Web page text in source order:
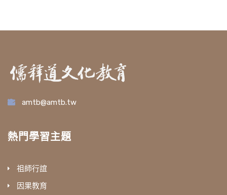
amtb@amtb.tw
熱門學習主題
祖師行誼
因果教育